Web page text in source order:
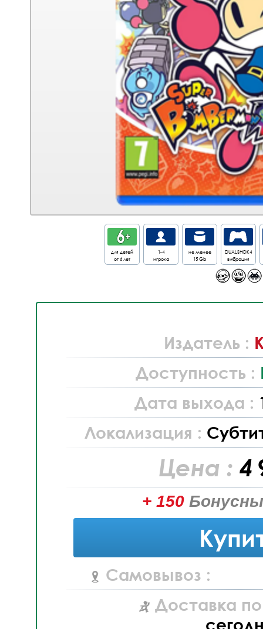
для детей
от 6 лет
1-4
игрока
не менее
15 Gb
DUALSHOK4
вибрация
Издатель :
Доступность :
Дата выхода :
Локализация :
Цена : 4
+ 150
Самовывоз :
Доставка